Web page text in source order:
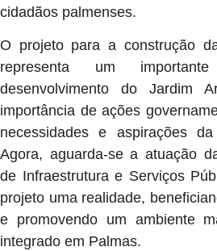
cidadãos palmenses.
O projeto para a construção
representa um
desenvolvimento do Jardim
importância de ações
necessidades e aspirações
Agora, aguarda-se a atuação
de Infraestrutura e Serviços
projeto uma realidade,
e promovendo um ambiente
integrado em Palmas.